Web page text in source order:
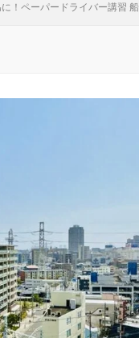
！ペーパードライバー講習